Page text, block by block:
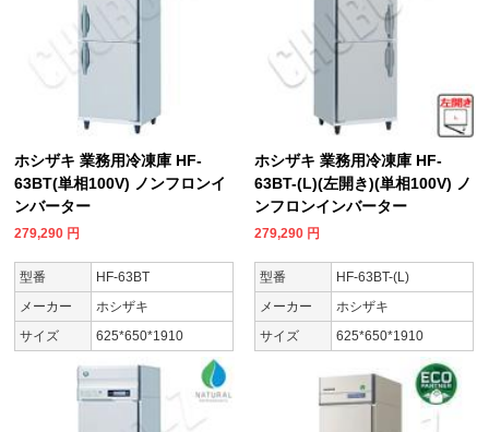
ホシザキ 業務用冷凍庫 HF-
63BT(単相100V) ノンフロンイ
ンバーター
279,290 円
型番
HF-63BT
メーカー
ホシザキ
サイズ
625*650*1910
ホシザキ 業務用冷凍庫 HF-
63BT-(L)(左開き)(単相100V) ノ
ンフロンインバーター
279,290 円
型番
HF-63BT-(L)
メーカー
ホシザキ
サイズ
625*650*1910